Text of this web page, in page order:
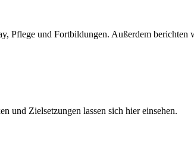
und Fortbildungen. Außerdem berichten
und Zielsetzungen lassen sich hier einsehen.